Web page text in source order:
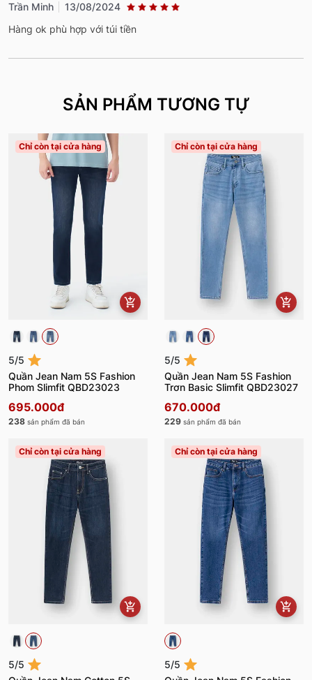
Trần Minh
13/08/2024
Hàng ok phù hợp với túi tiền
SẢN PHẨM TƯƠNG TỰ
Chỉ còn tại cửa hàng
5/5
Quần Jean Nam 5S Fashion
Phom Slimfit QBD23023
695.000đ
238 sản phẩm đã bán
Chỉ còn tại cửa hàng
5/5
Quần Jean Nam 5S Fashion
Trơn Basic Slimfit QBD23027
670.000đ
229 sản phẩm đã bán
Chỉ còn tại cửa hàng
5/5
Chỉ còn tại cửa hàng
5/5